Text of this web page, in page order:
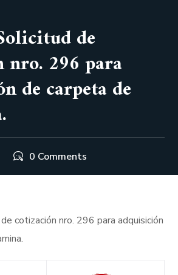
de
nro. 296 para
de carpeta de
0 Comments
cotización nro. 296 para adquisición